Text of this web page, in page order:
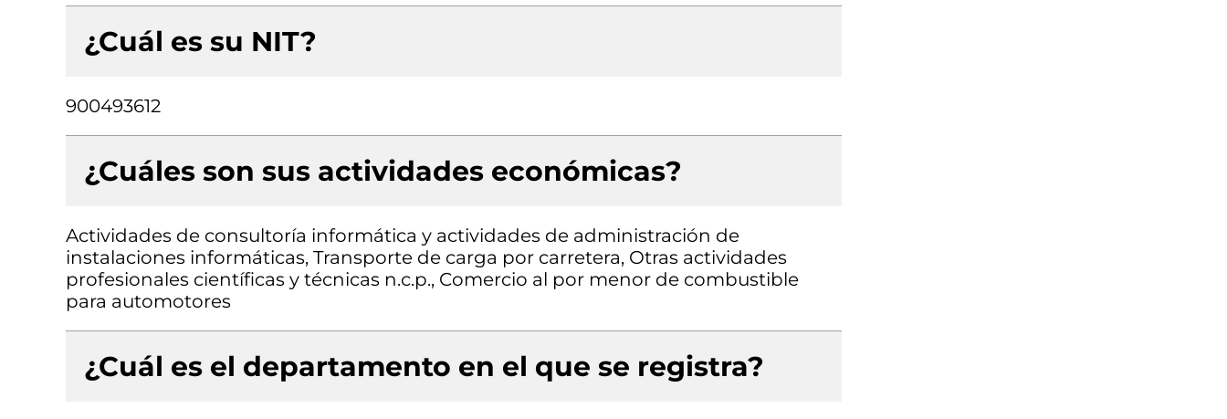
¿Cuál es su NIT?
900493612
¿Cuáles son sus actividades económicas?
Actividades de consultoría informática y actividades de administración de
instalaciones informáticas, Transporte de carga por carretera, Otras actividades
profesionales científicas y técnicas n.c.p., Comercio al por menor de combustible
para automotores
¿Cuál es el departamento en el que se registra?